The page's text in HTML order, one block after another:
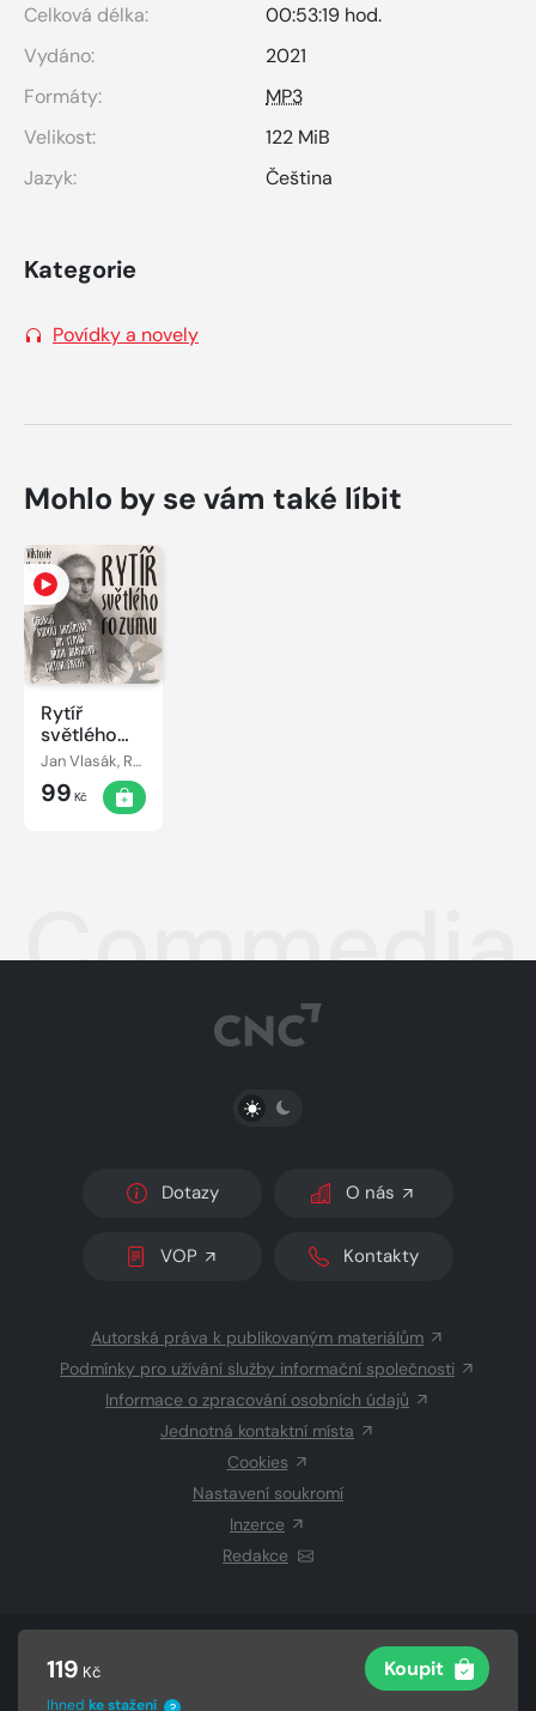
119 Kč Koupit
Ihned ke stažení
Celková délka:
00:53:19 hod.
Vydáno:
2021
Formáty:
MP3
Velikost:
122 MiB
Jazyk:
Čeština
Kategorie
Povídky a novely
Mohlo by se vám také líbit
Rytíř
světlého
rozumu
Jan Vlasák, Rudolf Hrušínský, Viktorie Hradská, Tomáš Töpfer, Jiří Holý, Jiřina Jirásková, Hana Maciuchová, Viktor Preiss, Svatopluk Beneš, Marta Vančurová
99 Kč
PŘEPNOUT SVĚTLÝ/TMAVÝ REŽIM
Dotazy O nás
VOP Kontakty
Autorská práva k publikovaným materiálům
Podmínky pro užívání služby informační společnosti
Informace o zpracování osobních údajů
Jednotná kontaktní místa
Cookies
Nastavení soukromí
Inzerce
Redakce
CZECH NEWS CENTER a.s.a dodavatelé
Vysázeno